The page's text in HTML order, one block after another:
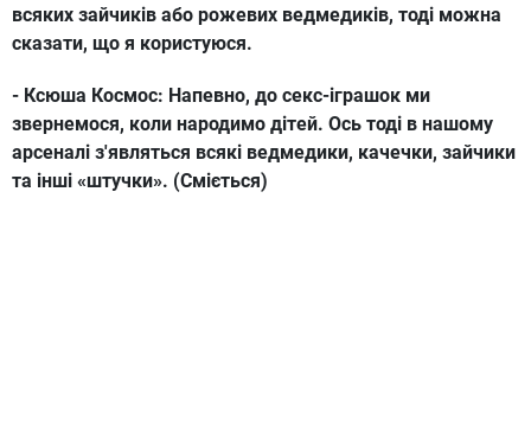
всяких зайчиків або рожевих ведмедиків, тоді можна
сказати, що я користуюся.
- Ксюша Космос: Напевно, до секс-іграшок ми
звернемося, коли народимо дітей. Ось тоді в нашому
арсеналі з'являться всякі ведмедики, качечки, зайчики
та інші «штучки». (Сміється)